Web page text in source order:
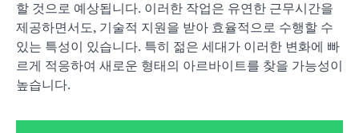
할 것으로 예상됩니다. 이러한 작업은 유연한 근무시간을
제공하면서도, 기술적 지원을 받아 효율적으로 수행할 수
있는 특성이 있습니다. 특히 젊은 세대가 이러한 변화에 빠
르게 적응하여 새로운 형태의 아르바이트를 찾을 가능성이
높습니다.